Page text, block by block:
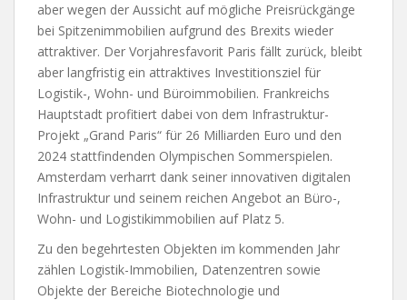
aber wegen der Aussicht auf mögliche Preisrückgänge
bei Spitzenimmobilien aufgrund des Brexits wieder
attraktiver. Der Vorjahresfavorit Paris fällt zurück, bleibt
aber langfristig ein attraktives Investitionsziel für
Logistik-, Wohn- und Büroimmobilien. Frankreichs
Hauptstadt profitiert dabei von dem Infrastruktur-
Projekt „Grand Paris“ für 26 Milliarden Euro und den
2024 stattfindenden Olympischen Sommerspielen.
Amsterdam verharrt dank seiner innovativen digitalen
Infrastruktur und seinem reichen Angebot an Büro-,
Wohn- und Logistikimmobilien auf Platz 5.
Zu den begehrtesten Objekten im kommenden Jahr
zählen Logistik-Immobilien, Datenzentren sowie
Objekte der Bereiche Biotechnologie und